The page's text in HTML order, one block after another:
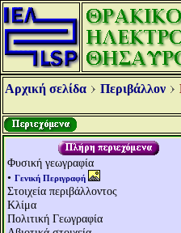
Αρχική σελίδα Περιβάλλον
Φυσική γεωγραφία
• Γενική Περιγραφή
Στοιχεία περιβάλλοντος
Κλίμα
Πολιτική Γεωγραφία